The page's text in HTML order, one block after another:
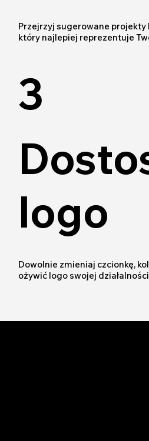
Przejrzyj sugerowane projekty
który najlepiej reprezentuje
3
logo
Dowolnie zmieniaj czcionkę,
ożywić logo swojej